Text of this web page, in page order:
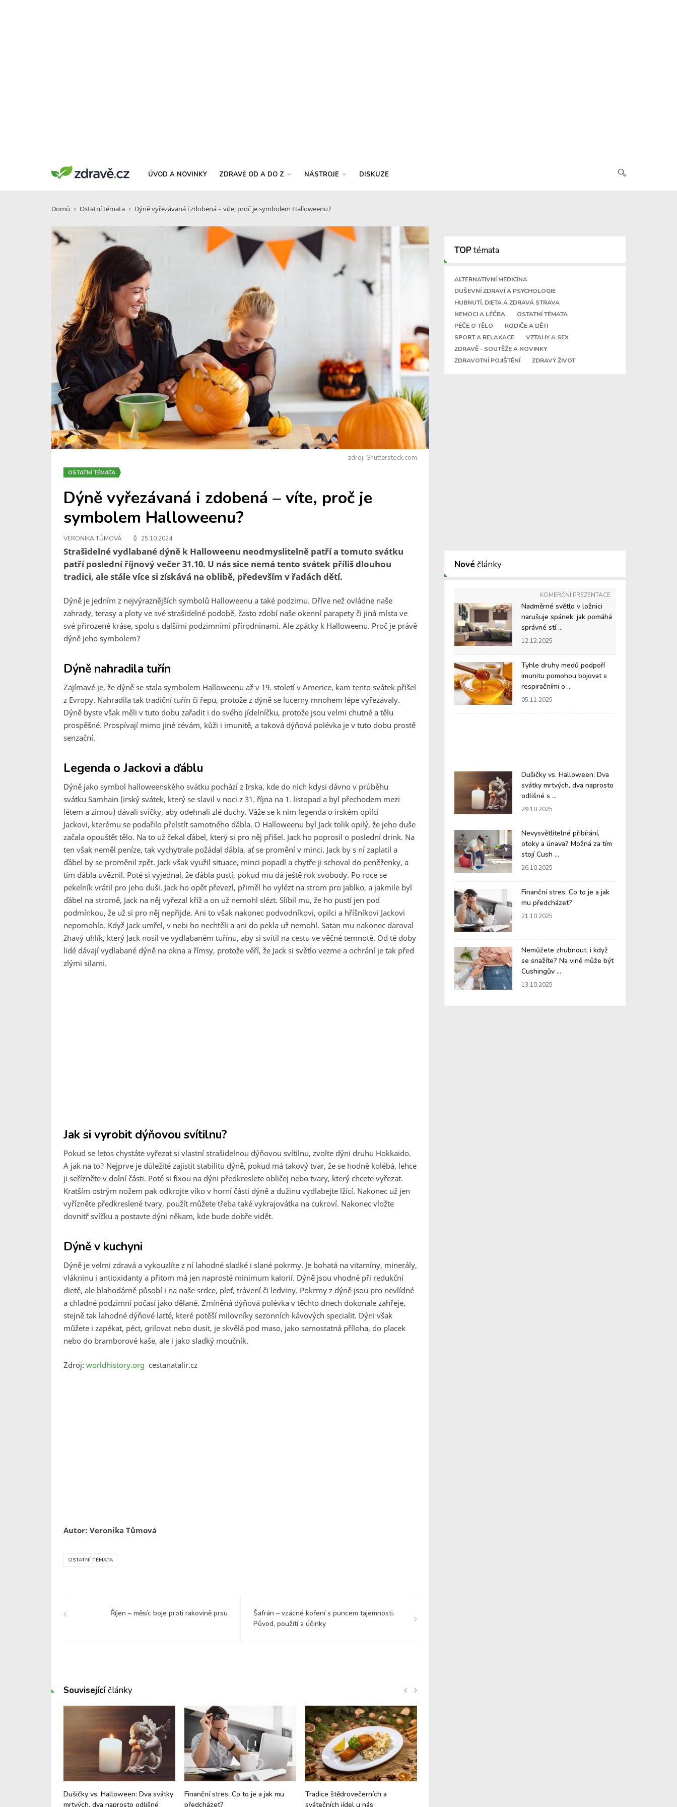
ÚVOD A NOVINKY ZDRAVĚ OD A DO Z NÁSTROJE DISKUZE
Domů Ostatní témata Dýně vyřezávaná i zdobená – víte, proč je symbolem Halloweenu?
zdroj: Shutterstock.com
OSTATNÍ TÉMATA
Dýně vyřezávaná i zdobená – víte, proč je
symbolem Halloweenu?
VERONIKA TŮMOVÁ 25.10.2024
Strašidelné vydlabané dýně k Halloweenu neodmyslitelně patří a tomuto svátku
patří poslední říjnový večer 31.10. U nás sice nemá tento svátek příliš dlouhou
tradici, ale stále více si získává na oblibě, především v řadách dětí.
Dýně je jedním z nejvýraznějších symbolů Halloweenu a také podzimu. Dříve než ovládne naše
zahrady, terasy a ploty ve své strašidelné podobě, často zdobí naše okenní parapety či jiná místa ve
své přirozené kráse, spolu s dalšími podzimními přírodninami. Ale zpátky k Halloweenu. Proč je právě
dýně jeho symbolem?
Dýně nahradila tuřín
Zajímavé je, že dýně se stala symbolem Halloweenu až v 19. století v Americe, kam tento svátek přišel
z Evropy. Nahradila tak tradiční tuřín či řepu, protože z dýně se lucerny mnohem lépe vyřezávaly.
Dýně byste však měli v tuto dobu zařadit i do svého jídelníčku, protože jsou velmi chutné a tělu
prospěšné. Prospívají mimo jiné cévám, kůži i imunitě, a taková dýňová polévka je v tuto dobu prostě
senzační.
Legenda o Jackovi a ďáblu
Dýně jako symbol halloweenského svátku pochází z Irska, kde do nich kdysi dávno v průběhu
svátku Samhain (irský svátek, který se slavil v noci z 31. října na 1. listopad a byl přechodem mezi
létem a zimou) dávali svíčky, aby odehnali zlé duchy. Váže se k nim legenda o irském opilci
Jackovi, kterému se podařilo přelstít samotného ďábla. O Halloweenu byl Jack tolik opilý, že jeho duše
začala opouštět tělo. Na to už čekal ďábel, který si pro něj přišel. Jack ho poprosil o poslední drink. Na
ten však neměl peníze, tak vychytrale požádal ďábla, ať se promění v minci. Jack by s ní zaplatil a
ďábel by se proměnil zpět. Jack však využil situace, minci popadl a chytře ji schoval do peněženky, a
tím ďábla uvěznil. Poté si vyjednal, že ďábla pustí, pokud mu dá ještě rok svobody. Po roce se
pekelník vrátil pro jeho duši. Jack ho opět převezl, přiměl ho vylézt na strom pro jablko, a jakmile byl
ďábel na stromě, Jack na něj vyřezal kříž a on už nemohl slézt. Slíbil mu, že ho pustí jen pod
podmínkou, že už si pro něj nepřijde. Ani to však nakonec podvodníkovi, opilci a hříšníkovi Jackovi
nepomohlo. Když Jack umřel, v nebi ho nechtěli a ani do pekla už nemohl. Satan mu nakonec daroval
žhavý uhlík, který Jack nosil ve vydlabaném tuřínu, aby si svítil na cestu ve věčné temnotě. Od té doby
lidé dávají vydlabané dýně na okna a římsy, protože věří, že Jack si světlo vezme a ochrání je tak před
zlými silami.
Jak si vyrobit dýňovou svítilnu?
Pokud se letos chystáte vyřezat si vlastní strašidelnou dýňovou svítilnu, zvolte dýni druhu Hokkaido.
A jak na to? Nejprve je důležité zajistit stabilitu dýně, pokud má takový tvar, že se hodně kolébá, lehce
ji seřízněte v dolní části. Poté si fixou na dýni předkreslete obličej nebo tvary, který chcete vyřezat.
Kratším ostrým nožem pak odkrojte víko v horní části dýně a dužinu vydlabejte lžící. Nakonec už jen
vyřízněte předkreslené tvary, použít můžete třeba také vykrajovátka na cukroví. Nakonec vložte
dovnitř svíčku a postavte dýni někam, kde bude dobře vidět.
Dýně v kuchyni
Dýně je velmi zdravá a vykouzlíte z ní lahodné sladké i slané pokrmy. Je bohatá na vitamíny, minerály,
vlákninu i antioxidanty a přitom má jen naprosté minimum kalorií. Dýně jsou vhodné při redukční
dietě, ale blahodárně působí i na naše srdce, pleť, trávení či ledviny. Pokrmy z dýně jsou pro nevlídné
a chladné podzimní počasí jako dělané. Zmíněná dýňová polévka v těchto dnech dokonale zahřeje,
stejně tak lahodné dýňové latté, které potěší milovníky sezonních kávových specialit. Dýni však
můžete i zapékat, péct, grilovat nebo dusit, je skvělá pod maso, jako samostatná příloha, do placek
nebo do bramborové kaše, ale i jako sladký moučník.
Zdroj: worldhistory.org cestanatalir.cz
Autor: Veronika Tůmová
OSTATNÍ TÉMATA
Říjen – měsíc boje proti rakovině prsu
Šafrán – vzácné koření s puncem tajemnosti.
Původ, použití a účinky
TOPtémata
ALTERNATIVNÍ MEDICÍNA
DUŠEVNÍ ZDRAVÍ A PSYCHOLOGIE
HUBNUTÍ, DIETA A ZDRAVÁ STRAVA
NEMOCI A LÉČBA
OSTATNÍ TÉMATA
PÉČE O TĚLO
RODIČE A DĚTI
SPORT A RELAXACE
VZTAHY A SEX
ZDRAVĚ - SOUTĚŽE A NOVINKY
ZDRAVOTNÍ POJIŠTĚNÍ
ZDRAVÝ ŽIVOT
Nové články
KOMERČNÍ PREZENTACE
Nadměrné světlo v ložnici
narušuje spánek: jak pomáhá
správné stí ...
12.12.2025
Tyhle druhy medů podpoří
imunitu pomohou bojovat s
respiračními o ...
05.11.2025
Dušičky vs. Halloween: Dva
svátky mrtvých, dva naprosto
odlišné s ...
29.10.2025
Nevysvětlitelné přibírání,
otoky a únava? Možná za tím
stojí Cush ...
26.10.2025
Finanční stres: Co to je a jak
mu předcházet?
21.10.2025
Nemůžete zhubnout, i když
se snažíte? Na vině může být
Cushingův ...
13.10.2025
Souvisejícíčlánky
Dušičky vs. Halloween: Dva svátky
mrtvých, dva naprosto odlišné
Finanční stres: Co to je a jak mu
předcházet?
Tradice štědrovečerních a
svátečních jídel u nás